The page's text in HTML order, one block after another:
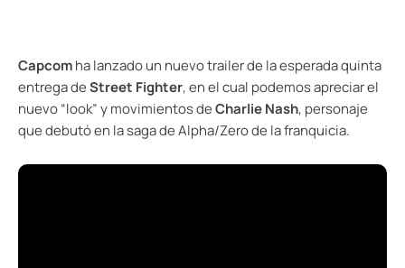
Capcomha lanzado un nuevo trailer de la esperada quinta
entrega deStreet Fighter, en el cual podemos apreciar el
nuevo “look” y movimientos deCharlie Nash, personaje
que debutó en la saga de Alpha/Zero de la franquicia.